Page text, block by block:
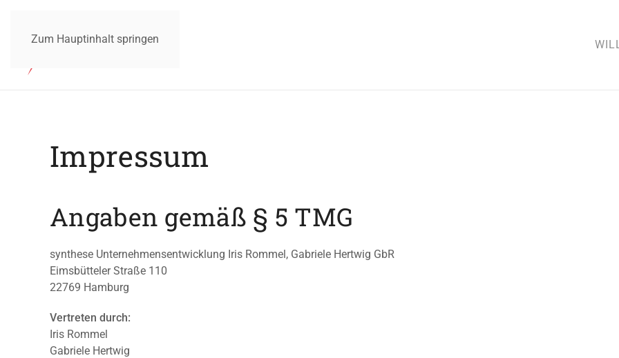
Zum Hauptinhalt springen
Impressum
Angaben gemäß § 5 TMG
synthese Unternehmensentwicklung Iris Rommel, Gabriele Hertwig GbR
Eimsbütteler Straße 110
22769 Hamburg
Vertreten durch:
Iris Rommel
Gabriele Hertwig